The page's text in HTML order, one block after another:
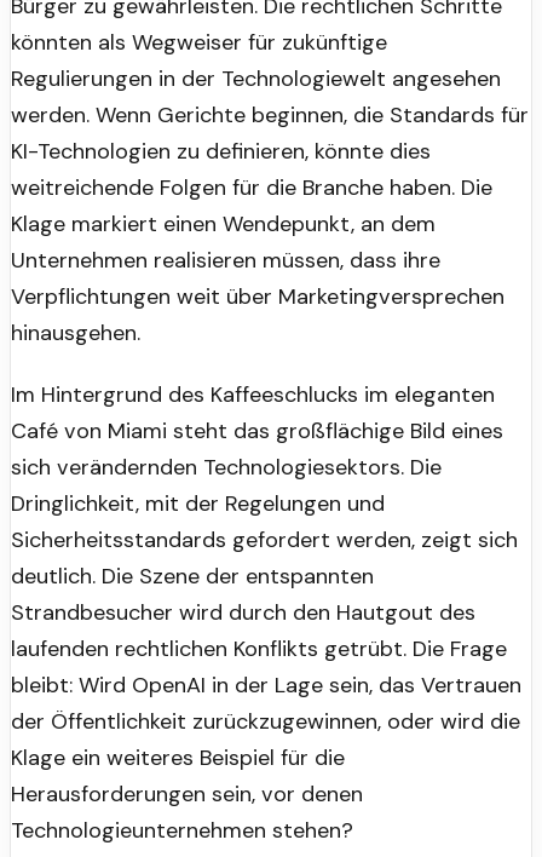
Bürger zu gewährleisten. Die rechtlichen Schritte
könnten als Wegweiser für zukünftige
Regulierungen in der Technologiewelt angesehen
werden. Wenn Gerichte beginnen, die Standards für
KI-Technologien zu definieren, könnte dies
weitreichende Folgen für die Branche haben. Die
Klage markiert einen Wendepunkt, an dem
Unternehmen realisieren müssen, dass ihre
Verpflichtungen weit über Marketingversprechen
hinausgehen.
Im Hintergrund des Kaffeeschlucks im eleganten
Café von Miami steht das großflächige Bild eines
sich verändernden Technologiesektors. Die
Dringlichkeit, mit der Regelungen und
Sicherheitsstandards gefordert werden, zeigt sich
deutlich. Die Szene der entspannten
Strandbesucher wird durch den Hautgout des
laufenden rechtlichen Konflikts getrübt. Die Frage
bleibt: Wird OpenAI in der Lage sein, das Vertrauen
der Öffentlichkeit zurückzugewinnen, oder wird die
Klage ein weiteres Beispiel für die
Herausforderungen sein, vor denen
Technologieunternehmen stehen?